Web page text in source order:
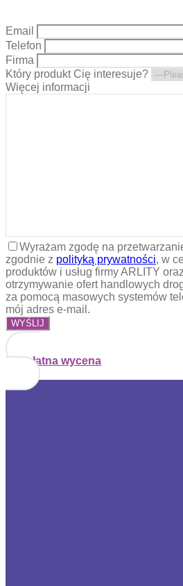
Email
Telefon
Firma
Który produkt Cię interesuje?
Więcej informacji
Wyrażam zgodę na
zgodnie z polityką prywatności, w
produktów i usług firmy ARLITY
otrzymywanie ofert handlowych
za pomocą masowych systemów
mój adres e-mail.
Bezpłatna wycena